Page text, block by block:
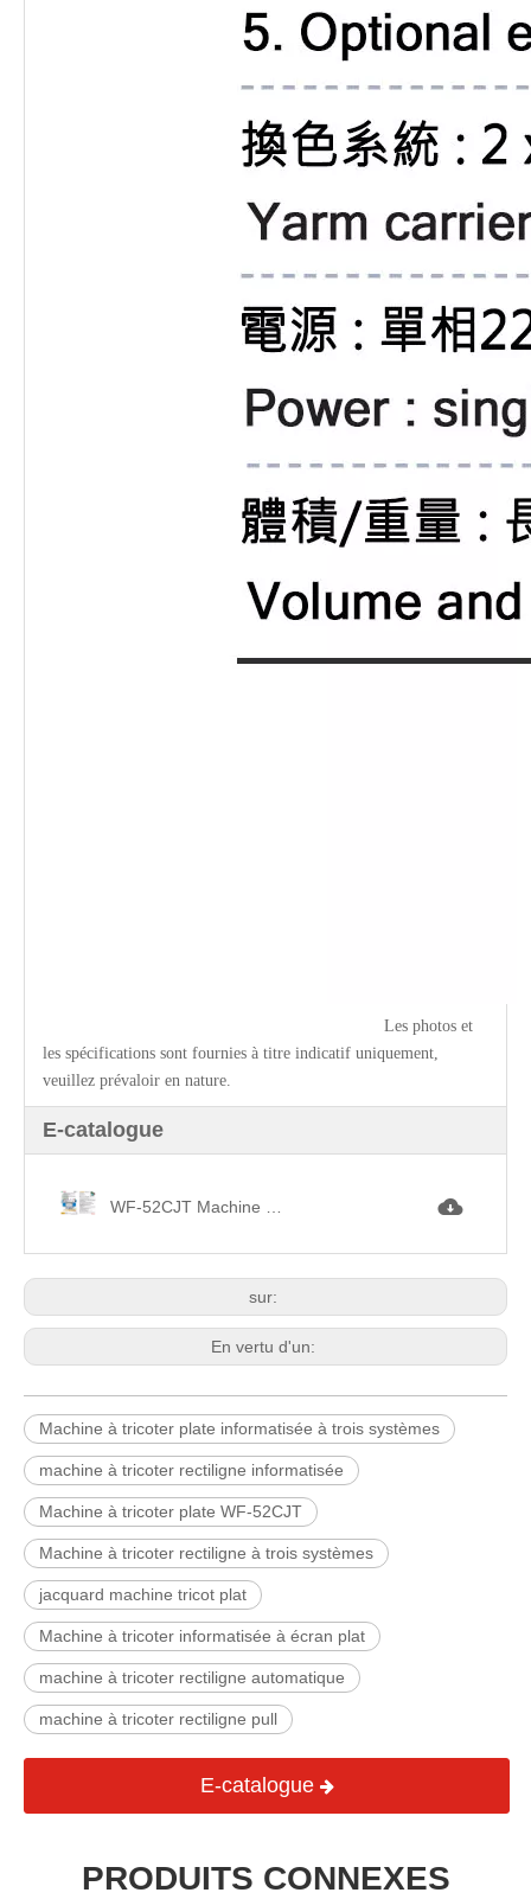
Les photos et
les spécifications sont fournies à titre indicatif uniquement,
veuillez prévaloir en nature.
E-catalogue
sur:
En vertu d'un:
Machine à tricoter plate informatisée à trois systèmes
machine à tricoter rectiligne informatisée
Machine à tricoter plate WF-52CJT
Machine à tricoter rectiligne à trois systèmes
jacquard machine tricot plat
Machine à tricoter informatisée à écran plat
machine à tricoter rectiligne automatique
machine à tricoter rectiligne pull
E-catalogue
PRODUITS CONNEXES